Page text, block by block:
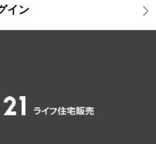
イン